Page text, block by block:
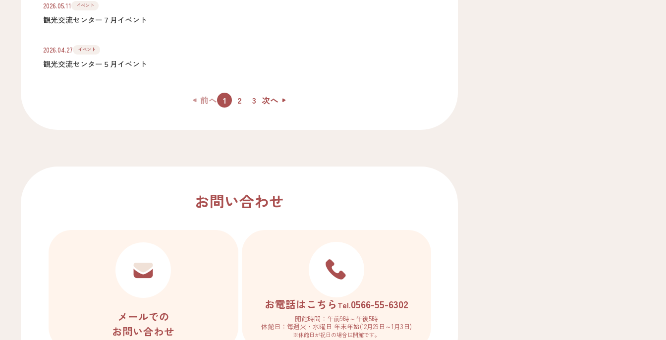
2026.05.11 イベント
観光交流センター７月イベント
2026.04.27 イベント
観光交流センター５月イベント
前へ 1 2 3 次へ
お問い合わせ
メールでの
お問い合わせ
お電話はこちら Tel.0566-55-6302
開館時間：午前9時～午後5時
休館日：毎週火・水曜日 年末年始(12月29日～1月3日)
※休館日が祝日の場合は開館です。